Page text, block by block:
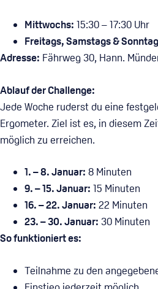
Mittwochs: 15:30 – 17:30 Uhr
Freitags, Samstags &
Adresse: Fährweg 30, Hann.
Ablauf der Challenge:
Jede Woche ruderst du eine
Ergometer. Ziel ist es, in diesem
möglich zu erreichen.
1. – 8. Januar: 8 Minuten
9. – 15. Januar: 15 Minuten
16. – 22. Januar: 22 Minuten
23. – 30. Januar: 30 Minuten
So funktioniert es:
Teilnahme zu den